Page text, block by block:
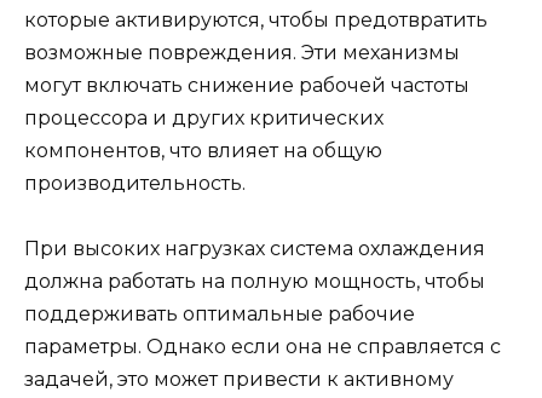
которые активируются, чтобы предотвратить
возможные повреждения. Эти механизмы
могут включать снижение рабочей частоты
процессора и других критических
компонентов, что влияет на общую
производительность.
При высоких нагрузках система охлаждения
должна работать на полную мощность, чтобы
поддерживать оптимальные рабочие
параметры. Однако если она не справляется с
задачей, это может привести к активному